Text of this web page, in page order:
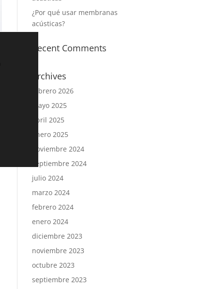
¿Por qué usar membranas
acústicas?
Recent Comments
Archives
febrero 2026
mayo 2025
abril 2025
enero 2025
noviembre 2024
septiembre 2024
julio 2024
marzo 2024
febrero 2024
enero 2024
diciembre 2023
noviembre 2023
octubre 2023
septiembre 2023